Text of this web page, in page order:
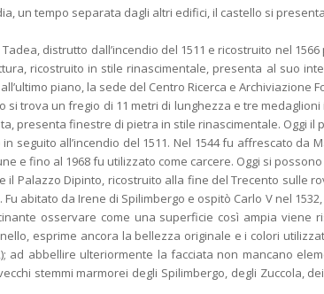
un tempo separata dagli altri edifici, il castello si
distrutto dall’incendio del 1511 e ricostruito nel
ricostruito in stile rinascimentale, presenta al suo
piano, la sede del Centro Ricerca e Archiviazione
si trova un fregio di 11 metri di lunghezza e tre
presenta finestre di pietra in stile rinascimentale. Oggi
seguito all’incendio del 1511. Nel 1544 fu affrescato
e fino al 1968 fu utilizzato come carcere. Oggi si
Palazzo Dipinto, ricostruito alla fine del Trecento sulle
abitato da Irene di Spilimbergo e ospitò Carlo V nel
osservare come una superficie così ampia
esprime ancora la bellezza originale e i colori
ad abbellire ulteriormente la facciata non mancano
stemmi marmorei degli Spilimbergo, degli Zuccola,